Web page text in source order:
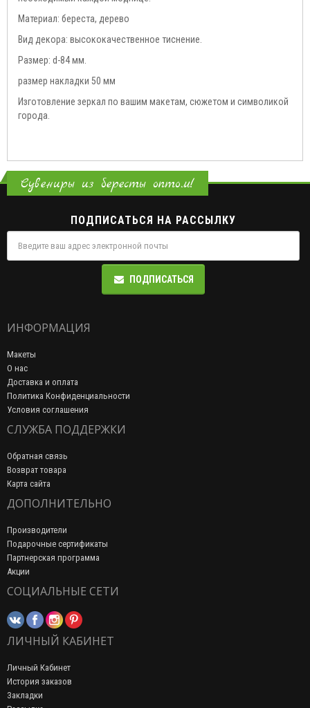
Материал: береста, дерево
Вид декора: высококачественное тиснение.
Размер: d-84 мм.
размер накладки 50 мм
Изготовление зеркал по вашим макетам, сюжетом и символикой
города.
Сувениры из бересты оптом!
ПОДПИСАТЬСЯ НА РАССЫЛКУ
ПОДПИСАТЬСЯ
ИНФОРМАЦИЯ
Макеты
О нас
Доставка и оплата
Политика Конфиденциальности
Условия соглашения
СЛУЖБА ПОДДЕРЖКИ
Обратная связь
Возврат товара
Карта сайта
ДОПОЛНИТЕЛЬНО
Производители
Подарочные сертификаты
Партнерская программа
Акции
СОЦИАЛЬНЫЕ СЕТИ
ЛИЧНЫЙ КАБИНЕТ
Личный Кабинет
История заказов
Закладки